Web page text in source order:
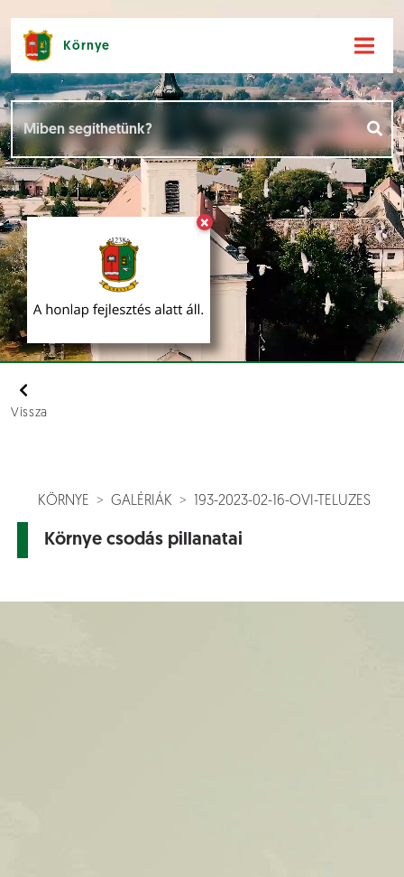
×
Környe
Vissza
KÖRNYE GALÉRIÁK 193-2023-02-16-OVI-TELUZES
Környe csodás pillanatai
Hírek [
Események []
Dokumentumok []
Aloldalak [ ]